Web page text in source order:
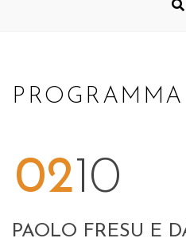
PROGRAMMA
0210
PAOLO FRESU E